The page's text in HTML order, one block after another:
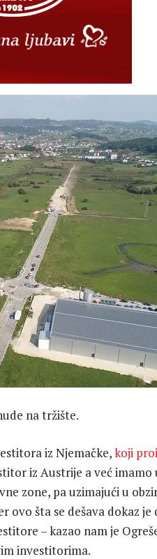
na tržište.
iz Njemačke,koji
iz Austrije a već
zone, pa uzimajući u
ovo šta se dešava dokaz
– kazao nam je
investitorima.